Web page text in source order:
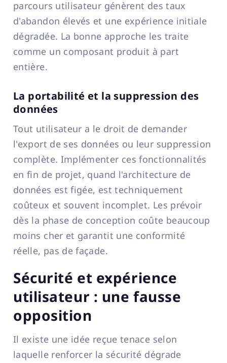
parcours utilisateur génèrent des taux
d'abandon élevés et une expérience initiale
dégradée. La bonne approche les traite
comme un composant produit à part
entière.
La portabilité et la suppression des
données
Tout utilisateur a le droit de demander
l'export de ses données ou leur suppression
complète. Implémenter ces fonctionnalités
en fin de projet, quand l'architecture de
données est figée, est techniquement
coûteux et souvent incomplet. Les prévoir
dès la phase de conception coûte beaucoup
moins cher et garantit une conformité
réelle, pas de façade.
Sécurité et expérience
utilisateur : une fausse
opposition
Il existe une idée reçue tenace selon
laquelle renforcer la sécurité dégrade